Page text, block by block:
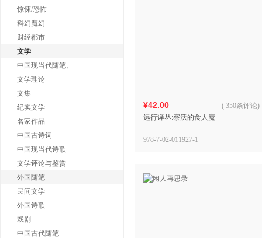
惊悚/恐怖
科幻魔幻
财经都市
文学
中国现当代随笔、
文学理论
文集
纪实文学
名家作品
中国古诗词
中国现当代诗歌
文学评论与鉴赏
外国随笔
民间文学
外国诗歌
戏剧
中国古代随笔
¥42.00
远行译丛:察沃的食人魔
( 350条评论)
978-7-02-011927-1